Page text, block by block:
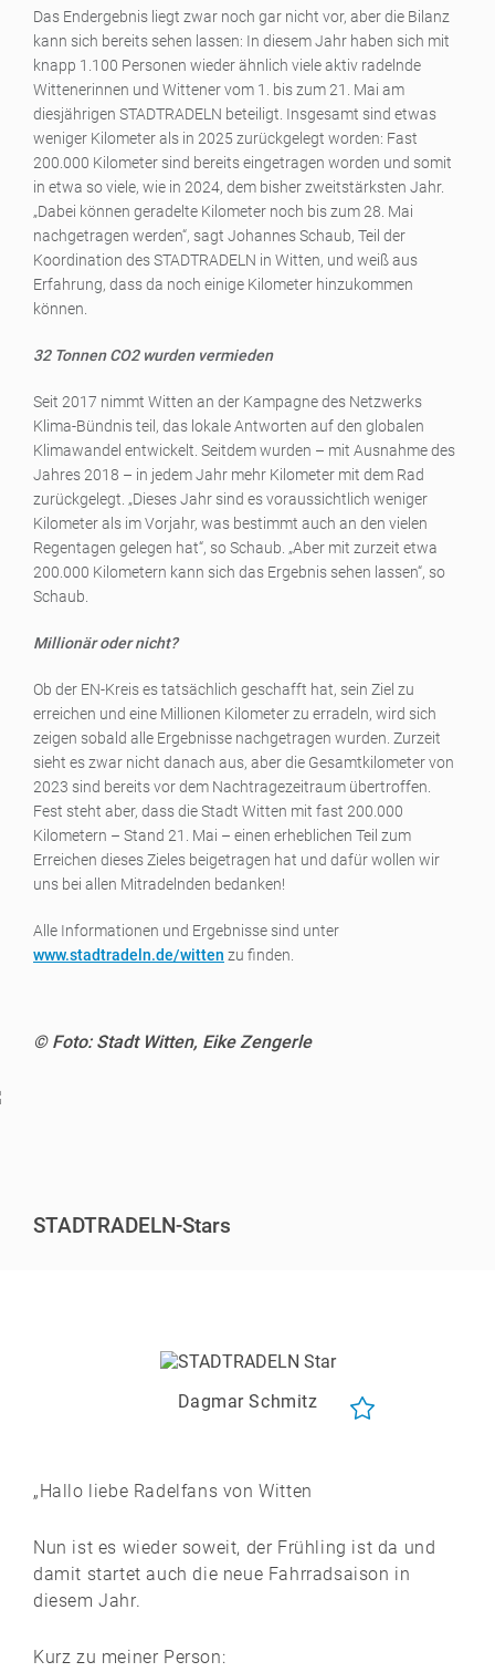
Das Endergebnis liegt zwar noch gar nicht vor, aber die Bilanz
kann sich bereits sehen lassen: In diesem Jahr haben sich mit
knapp 1.100 Personen wieder ähnlich viele aktiv radelnde
Wittenerinnen und Wittener vom 1. bis zum 21. Mai am
diesjährigen STADTRADELN beteiligt. Insgesamt sind etwas
weniger Kilometer als in 2025 zurückgelegt worden: Fast
200.000 Kilometer sind bereits eingetragen worden und somit
in etwa so viele, wie in 2024, dem bisher zweitstärksten Jahr.
„Dabei können geradelte Kilometer noch bis zum 28. Mai
nachgetragen werden“, sagt Johannes Schaub, Teil der
Koordination des STADTRADELN in Witten, und weiß aus
Erfahrung, dass da noch einige Kilometer hinzukommen
können.
32 Tonnen CO2 wurden vermieden
Seit 2017 nimmt Witten an der Kampagne des Netzwerks
Klima-Bündnis teil, das lokale Antworten auf den globalen
Klimawandel entwickelt. Seitdem wurden – mit Ausnahme des
Jahres 2018 – in jedem Jahr mehr Kilometer mit dem Rad
zurückgelegt. „Dieses Jahr sind es voraussichtlich weniger
Kilometer als im Vorjahr, was bestimmt auch an den vielen
Regentagen gelegen hat“, so Schaub. „Aber mit zurzeit etwa
200.000 Kilometern kann sich das Ergebnis sehen lassen“, so
Schaub.
Millionär oder nicht?
Ob der EN-Kreis es tatsächlich geschafft hat, sein Ziel zu
erreichen und eine Millionen Kilometer zu erradeln, wird sich
zeigen sobald alle Ergebnisse nachgetragen wurden. Zurzeit
sieht es zwar nicht danach aus, aber die Gesamtkilometer von
2023 sind bereits vor dem Nachtragezeitraum übertroffen.
Fest steht aber, dass die Stadt Witten mit fast 200.000
Kilometern – Stand 21. Mai – einen erheblichen Teil zum
Erreichen dieses Zieles beigetragen hat und dafür wollen wir
uns bei allen Mitradelnden bedanken!
Alle Informationen und Ergebnisse sind unter
www.stadtradeln.de/witten zu finden.
© Foto: Stadt Witten, Eike Zengerle
STADTRADELN-Stars
Dagmar Schmitz
„Hallo liebe Radelfans von Witten
Nun ist es wieder soweit, der Frühling ist da und
damit startet auch die neue Fahrradsaison in
diesem Jahr.
Kurz zu meiner Person: